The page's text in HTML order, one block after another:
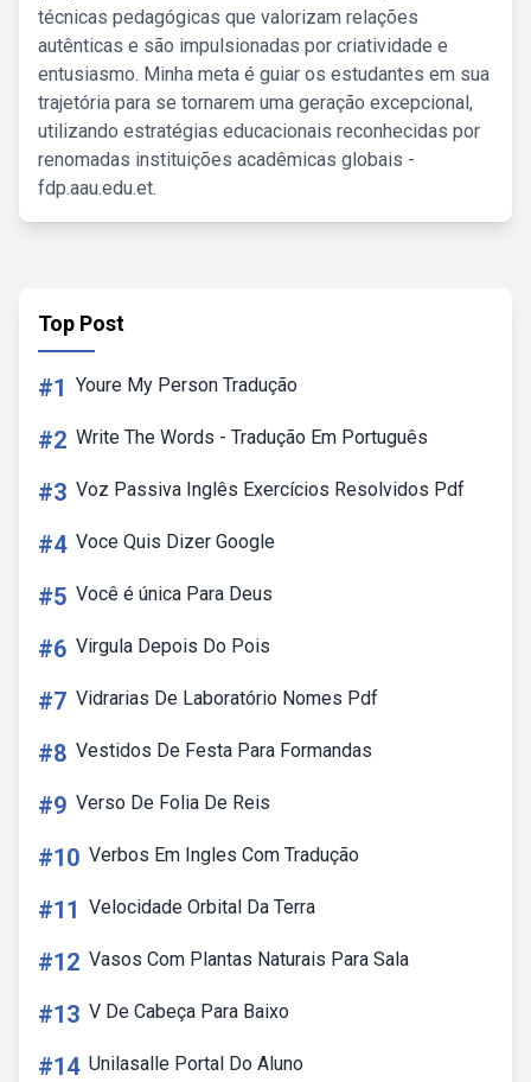
técnicas pedagógicas que valorizam relações
autênticas e são impulsionadas por criatividade e
entusiasmo. Minha meta é guiar os estudantes em sua
trajetória para se tornarem uma geração excepcional,
utilizando estratégias educacionais reconhecidas por
renomadas instituições acadêmicas globais -
fdp.aau.edu.et.
Top Post
#1 Youre My Person Tradução
#2 Write The Words - Tradução Em Português
#3 Voz Passiva Inglês Exercícios Resolvidos Pdf
#4 Voce Quis Dizer Google
#5 Você é única Para Deus
#6 Virgula Depois Do Pois
#7 Vidrarias De Laboratório Nomes Pdf
#8 Vestidos De Festa Para Formandas
#9 Verso De Folia De Reis
#10 Verbos Em Ingles Com Tradução
#11 Velocidade Orbital Da Terra
#12 Vasos Com Plantas Naturais Para Sala
#13 V De Cabeça Para Baixo
#14 Unilasalle Portal Do Aluno